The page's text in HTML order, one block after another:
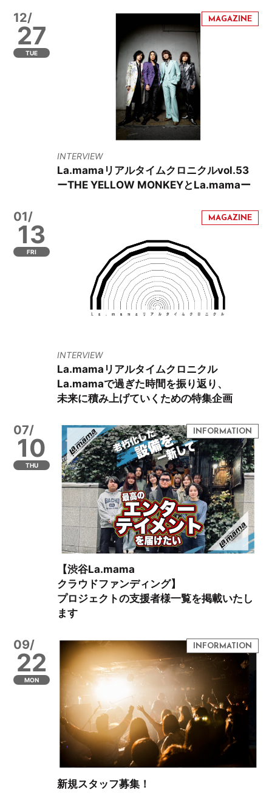
12/
27
TUE
INTERVIEW
La.mamaリアルタイムクロニクルvol.53
ーTHE YELLOW MONKEYとLa.mamaー
01/
13
FRI
INTERVIEW
La.mamaリアルタイムクロニクル
La.mamaで過ぎた時間を振り返り、
未来に積み上げていくための特集企画
07/
10
THU
【渋谷La.mama
クラウドファンディング】
プロジェクトの支援者様一覧を掲載いたし
ます
09/
22
MON
新規スタッフ募集！